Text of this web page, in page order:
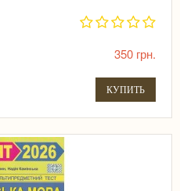
350 грн.
КУПИТЬ